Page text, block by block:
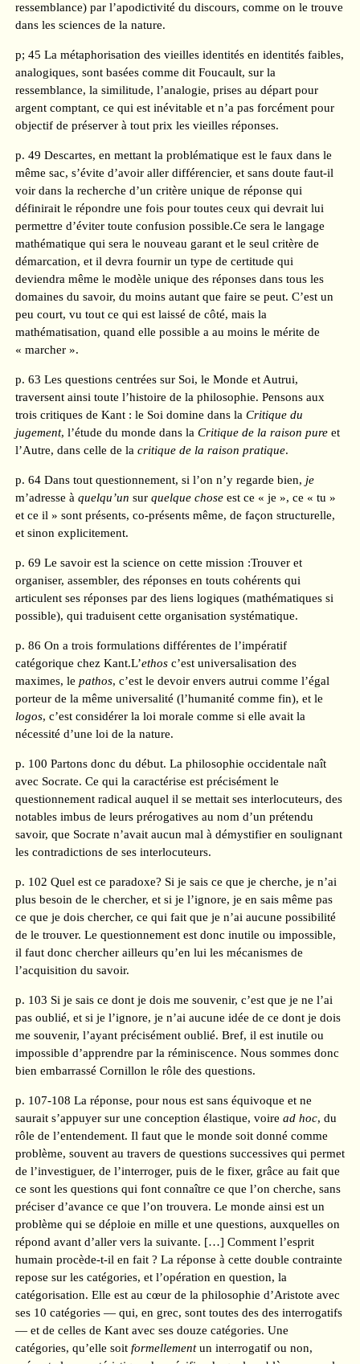
ressemblance) par l’apodictivité du discours, comme on le trouve
dans les sciences de la nature.
p; 45 La métaphorisation des vieilles identités en identités faibles,
analogiques, sont basées comme dit Foucault, sur la
ressemblance, la similitude, l’analogie, prises au départ pour
argent comptant, ce qui est inévitable et n’a pas forcément pour
objectif de préserver à tout prix les vieilles réponses.
p. 49 Descartes, en mettant la problématique est le faux dans le
même sac, s’évite d’avoir aller différencier, et sans doute faut-il
voir dans la recherche d’un critère unique de réponse qui
définirait le répondre une fois pour toutes ceux qui devrait lui
permettre d’éviter toute confusion possible.Ce sera le langage
mathématique qui sera le nouveau garant et le seul critère de
démarcation, et il devra fournir un type de certitude qui
deviendra même le modèle unique des réponses dans tous les
domaines du savoir, du moins autant que faire se peut. C’est un
peu court, vu tout ce qui est laissé de côté, mais la
mathématisation, quand elle possible a au moins le mérite de
« marcher ».
p. 63 Les questions centrées sur Soi, le Monde et Autrui,
traversent ainsi toute l’histoire de la philosophie. Pensons aux
trois critiques de Kant : le Soi domine dans la Critique du
jugement, l’étude du monde dans la Critique de la raison pureet
l’Autre, dans celle de la critique de la raison pratique.
p. 64 Dans tout questionnement, si l’on n’y regarde bien, je
m’adresse à quelqu’un sur quelque choseest ce « je », ce « tu »
et ce il » sont présents, co-présents même, de façon structurelle,
et sinon explicitement.
p. 69 Le savoir est la science on cette mission :Trouver et
organiser, assembler, des réponses en touts cohérents qui
articulent ses réponses par des liens logiques (mathématiques si
possible), qui traduisent cette organisation systématique.
p. 86 On a trois formulations différentes de l’impératif
catégorique chez Kant.L’ethosc’est universalisation des
maximes, le pathos, c’est le devoir envers autrui comme l’égal
porteur de la même universalité (l’humanité comme fin), et le
logos, c’est considérer la loi morale comme si elle avait la
nécessité d’une loi de la nature.
p. 100 Partons donc du début. La philosophie occidentale naît
avec Socrate. Ce qui la caractérise est précisément le
questionnement radical auquel il se mettait ses interlocuteurs, des
notables imbus de leurs prérogatives au nom d’un prétendu
savoir, que Socrate n’avait aucun mal à démystifier en soulignant
les contradictions de ses interlocuteurs.
p. 102 Quel est ce paradoxe? Si je sais ce que je cherche, je n’ai
plus besoin de le chercher, et si je l’ignore, je en sais même pas
ce que je dois chercher, ce qui fait que je n’ai aucune possibilité
de le trouver. Le questionnement est donc inutile ou impossible,
il faut donc chercher ailleurs qu’en lui les mécanismes de
l’acquisition du savoir.
p. 103 Si je sais ce dont je dois me souvenir, c’est que je ne l’ai
pas oublié, et si je l’ignore, je n’ai aucune idée de ce dont je dois
me souvenir, l’ayant précisément oublié. Bref, il est inutile ou
impossible d’apprendre par la réminiscence. Nous sommes donc
bien embarrassé Cornillon le rôle des questions.
p. 107-108 La réponse, pour nous est sans équivoque et ne
saurait s’appuyer sur une conception élastique, voire ad hoc, du
rôle de l’entendement. Il faut que le monde soit donné comme
problème, souvent au travers de questions successives qui permet
de l’investiguer, de l’interroger, puis de le fixer, grâce au fait que
ce sont les questions qui font connaître ce que l’on cherche, sans
préciser d’avance ce que l’on trouvera. Le monde ainsi est un
problème qui se déploie en mille et une questions, auxquelles on
répond avant d’aller vers la suivante. […] Comment l’esprit
humain procède-t-il en fait ? La réponse à cette double contrainte
repose sur les catégories, et l’opération en question, la
catégorisation. Elle est au cœur de la philosophie d’Aristote avec
ses 10 catégories — qui, en grec, sont toutes des des interrogatifs
— et de celles de Kant avec ses douze catégories. Une
catégories, qu’elle soit formellementun interrogatif ou non,